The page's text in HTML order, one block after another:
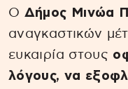
O Δήμος Μινώα
αναγκαστικών
ευκαιρία στους
λόγους, να